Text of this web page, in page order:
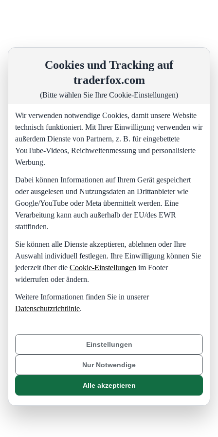
Cookies und Tracking auf
traderfox.com
(Bitte wählen Sie Ihre Cookie-Einstellungen)
Wir verwenden notwendige Cookies, damit unsere Website
technisch funktioniert. Mit Ihrer Einwilligung verwenden wir
außerdem Dienste von Partnern, z. B. für eingebettete
YouTube-Videos, Reichweitenmessung und personalisierte
Werbung.
Dabei können Informationen auf Ihrem Gerät gespeichert
oder ausgelesen und Nutzungsdaten an Drittanbieter wie
Google/YouTube oder Meta übermittelt werden. Eine
Verarbeitung kann auch außerhalb der EU/des EWR
stattfinden.
Sie können alle Dienste akzeptieren, ablehnen oder Ihre
Auswahl individuell festlegen. Ihre Einwilligung können Sie
jederzeit über die Cookie-Einstellungen im Footer
widerrufen oder ändern.
Weitere Informationen finden Sie in unserer
Datenschutzrichtlinie.
Einstellungen
Nur Notwendige
Alle akzeptieren